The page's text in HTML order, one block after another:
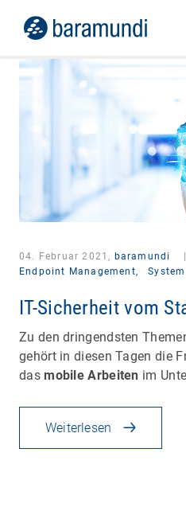
04. Februar 2021, baramundi
Endpoint Management,
IT-Sicherheit vom
Zu den dringendsten
gehört in diesen Tagen die
das mobile Arbeiten im
Weiterlesen